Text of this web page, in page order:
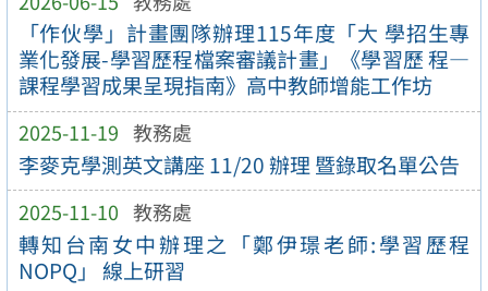
「作伙學」計畫團隊辦理115年度「大 學招生專
業化發展-學習歷程檔案審議計畫」《學習歷 程—
課程學習成果呈現指南》高中教師增能工作坊
2025-11-19 教務處
李麥克學測英文講座 11/20 辦理 暨錄取名單公告
2025-11-10 教務處
轉知台南女中辦理之「鄭伊璟老師:學習歷程
NOPQ」 線上研習